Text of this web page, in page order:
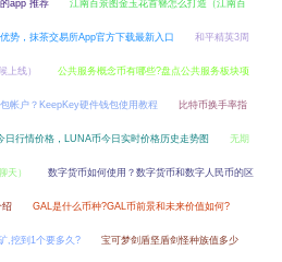
app 推荐 江南百景图金玉花首簪怎么打造（江南百
势，抹茶交易所App官方下载最新入口 和平精英3周
上线） 公共服务概念币有哪些?盘点公共服务板块项
帐户？KeepKey硬件钱包使用教程 比特币换手率指
日行情价格，LUNA币今日实时价格历史走势图 无期
天） 数字货币如何使用？数字货币和数字人民币的区
绍 GAL是什么币种?GAL币前景和未来价值如何?
,挖到1个要多久? 宝可梦剑盾坚盾剑怪种族值多少